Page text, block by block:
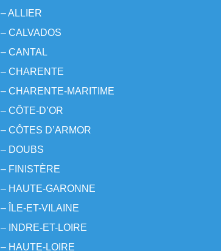
ALLIER
CALVADOS
CANTAL
CHARENTE
CHARENTE-MARITIME
CÔTE-D’OR
CÔTES D’ARMOR
DOUBS
FINISTÈRE
HAUTE-GARONNE
ÎLE-ET-VILAINE
INDRE-ET-LOIRE
HAUTE-LOIRE